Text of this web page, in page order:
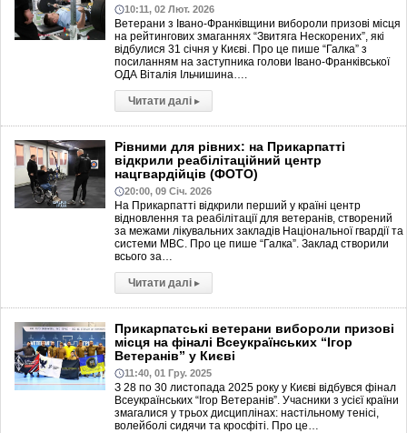
10:11, 02 Лют. 2026
Ветерани з Івано-Франківщини вибороли призові місця
на рейтингових змаганнях “Звитяга Нескорених”, які
відбулися 31 січня у Києві. Про це пише “Галка” з
посиланням на заступника голови Івано-Франківської
ОДА Віталія Ільчишина….
Читати далі ▸
Рівними для рівних: на Прикарпатті
відкрили реабілітаційний центр
нацгвардійців (ФОТО)
20:00, 09 Січ. 2026
На Прикарпатті відкрили перший у країні центр
відновлення та реабілітації для ветеранів, створений
за межами лікувальних закладів Національної гвардії та
системи МВС. Про це пише “Галка”. Заклад створили
всього за…
Читати далі ▸
Прикарпатські ветерани вибороли призові
місця на фіналі Всеукраїнських “Ігор
Ветеранів” у Києві
11:40, 01 Гру. 2025
З 28 по 30 листопада 2025 року у Києві відбувся фінал
Всеукраїнських “Ігор Ветеранів”. Учасники з усієї країни
змагалися у трьох дисциплінах: настільному тенісі,
волейболі сидячи та кросфіті. Про це…